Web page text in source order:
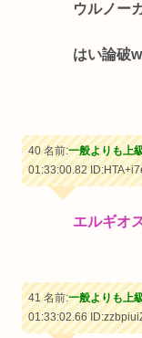
ウルノー
はい論破w
40 名前:一般よりも上
01:33:00.82
エルギオ
41 名前:一般よりも上
01:33:02.66